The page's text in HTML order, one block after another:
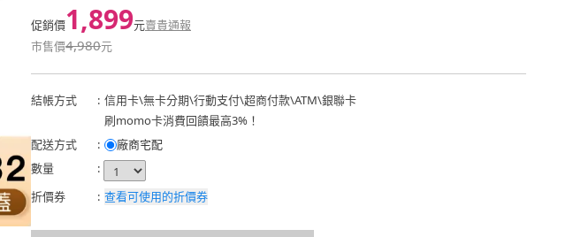
促銷價1,899元賣貴通報
市售價4,980元
結帳方式 : 信用卡\無卡分期\行動支付\超商付款\ATM\銀聯卡
刷momo卡消費回饋最高3%！
配送方式
:
廠商宅配
數量
:
折價券
: 查看可使用的折價券